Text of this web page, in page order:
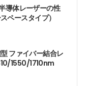
導体レーザーの性
ペースタイプ）
ファイバー結合レ
1550/1710nm